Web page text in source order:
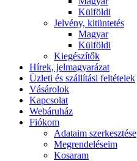
Külföldi
Jelvény, kitüntetés
Magyar
Külföldi
Kiegészítők
Hírek, jelmagyarázat
Üzleti és szállítási feltételek
Vásárolok
Kapcsolat
Webáruház
Fiókom
Adataim szerkesztése
Megrendeléseim
Kosaram